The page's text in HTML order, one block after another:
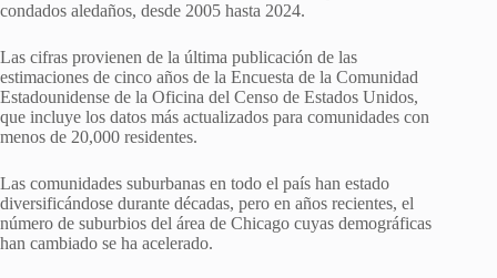
condados aledaños, desde 2005 hasta 2024.
Las cifras provienen de la última publicación de las
estimaciones de cinco años de la Encuesta de la Comunidad
Estadounidense de la Oficina del Censo de Estados Unidos,
que incluye los datos más actualizados para comunidades con
menos de 20,000 residentes.
Las comunidades suburbanas en todo el país han estado
diversificándose durante décadas, pero en años recientes, el
número de suburbios del área de Chicago cuyas demográficas
han cambiado se ha acelerado.